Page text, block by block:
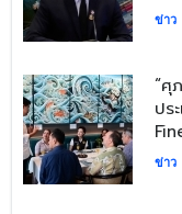
ข่าว
​“ศุ
ปร
ข่าว